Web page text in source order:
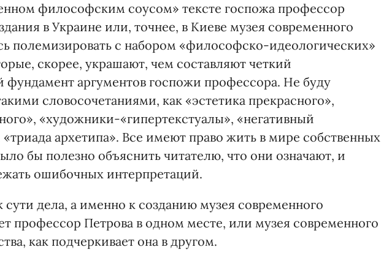
философским соусом» тексте госпожа профессор
в Украине или, точнее, в Киеве музея современного
полемизировать с набором «философско-идеологических»
скорее, украшают, чем составляют четкий
фундамент аргументов госпожи профессора. Не буду
словосочетаниями, как «эстетика прекрасного»,
«художники-«гипертекстуалы», «негативный
архетипа». Все имеют право жить в мире собственных
бы полезно объяснить читателю, что они означают, и
ошибочных интерпретаций.
сути дела, а именно к созданию музея современного
профессор Петрова в одном месте, или музея современного
как подчеркивает она в другом.